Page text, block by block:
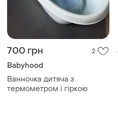
700 грн 2
Babyhood
Ванночка дитяча з
термометром і гіркою